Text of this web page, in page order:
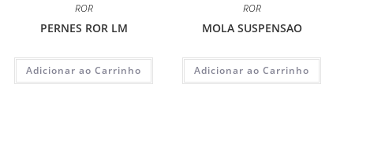
ROR
PERNES ROR LM
Adicionar ao Carrinho
ROR
MOLA SUSPENSAO
Adicionar ao Carrinho